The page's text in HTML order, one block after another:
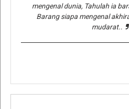
mengenal dunia, Tahulah ia
Barang siapa mengenal
mudarat..